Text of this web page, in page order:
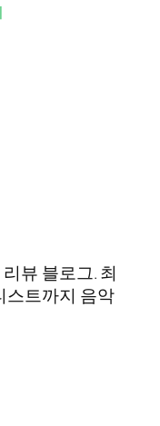
뷰 블로그. 최
스트까지 음악